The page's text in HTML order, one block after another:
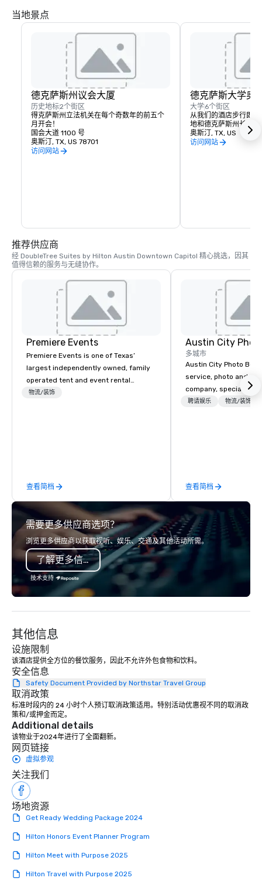
当地景点
德克萨斯州议会大厦
历史地标2个街区
得克萨斯州立法机关在每个奇数年的前五个
月开会！
国会大道 1100 号
奥斯汀, TX, US 78701
访问网站
德克萨斯大学奥
大学6个街区
从我们的酒店步行即
地和德克萨斯州长角牛
奥斯汀, TX, US
访问网站
推荐供应商
经 DoubleTree Suites by Hilton Austin Downtown Capitol 精心挑选，因其
值得信赖的服务与无缝协作。
Premiere Events
Premiere Events is one of Texas’
largest independently owned, family
operated tent and event rental
companies. With 4 ideally located
Premiere showrooms, filled with
exciting rental selections, brimming
with Texas Hospitality. We invite you to
virtually visit one or all of our 4
locations and to be our guest, at the
Premiere location that can serve you
best. As the leading provider of
exciting wedding rental selections
and unparalleled event rental support,
inspire us. To us, Love is Love, and
whatever its form, it’s a Beautiful
Thing. We celebrate all loving
relationships that bring people
together, and support all wedding
couples throughout our communities.
We’re huge fans of socials and
celebrations where people share
laughter and find joy. From birthdays,
to anniversaries, to graduations and
more, Premiere will bring the basics
you need to the party, and provide the
‘frills’ you want to help realize your
event dreams. If on the other hand,
you’re wanting to ‘get down to
business’, we can handle your wants
and needs equally well. We’re in
business too, and we know you’re
looking for the best rental and event
Premiere is that best-value option. At
Premiere, our industry experience,
物流/装饰
查看简档
Austin City
多城市
Austin City Photo
service, photo and
company, specializing
of all occasions
to be memorable as
measurable. Digital
mementos, your
walk away with a
last a lifetime.
聘请娱乐 物流/装饰
查看简档
需要更多供应商选项？
浏览更多供应商以获取视听、娱乐、交通及其他活动所需。
了解更多信息
技术支持
其他信息
设施限制
该酒店提供全方位的餐饮服务，因此不允许外包食物和饮料。
安全信息
Safety Document Provided by Northstar Travel Group
取消政策
标准时段内的 24 小时个人预订取消政策适用。特别活动优惠视不同的取消政
策和/或押金而定。
Additional details
该物业于2024年进行了全面翻新。
网页链接
虚拟参观
关注我们
场地资源
Get Ready Wedding Package 2024
Hilton Honors Event Planner Program
Hilton Meet with Purpose 2025
Hilton Travel with Purpose 2025